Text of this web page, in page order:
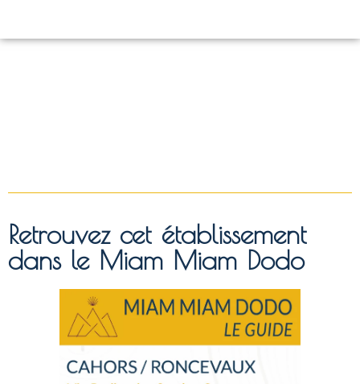
Retrouvez cet établissement
dans le Miam Miam Dodo